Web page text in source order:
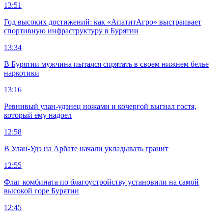
13:51
Год высоких достижений: как «АпатитАгро» выстраивает
спортивную инфраструктуру в Бурятии
13:34
В Бурятии мужчина пытался спрятать в своем нижнем белье
наркотики
13:16
Ревнивый улан-удэнец ножами и кочергой выгнал гостя,
который ему надоел
12:58
В Улан-Удэ на Арбате начали укладывать гранит
12:55
Флаг комбината по благоустройству установили на самой
высокой горе Бурятии
12:45